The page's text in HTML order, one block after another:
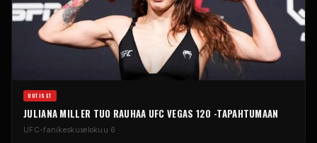
UUTISET
JULIANA MILLER TUO RAUHAA UFC VEGAS 120 -TAPAHTUMAAN
UFC-fanikeskuselokuu 6